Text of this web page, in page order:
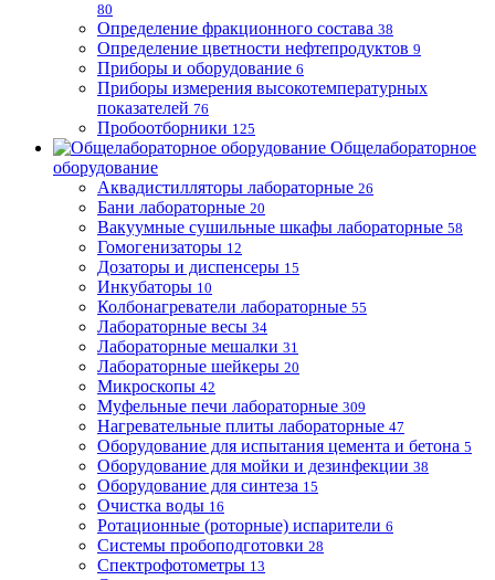
80
Определение фракционного состава 38
Определение цветности нефтепродуктов 9
Приборы и оборудование 6
Приборы измерения высокотемпературных
показателей 76
Пробоотборники 125
Общелабораторное
оборудование
Аквадистилляторы лабораторные 26
Бани лабораторные 20
Вакуумные сушильные шкафы лабораторные 58
Гомогенизаторы 12
Дозаторы и диспенсеры 15
Инкубаторы 10
Колбонагреватели лабораторные 55
Лабораторные весы 34
Лабораторные мешалки 31
Лабораторные шейкеры 20
Микроскопы 42
Муфельные печи лабораторные 309
Нагревательные плиты лабораторные 47
Оборудование для испытания цемента и бетона 5
Оборудование для мойки и дезинфекции 38
Оборудование для синтеза 15
Очистка воды 16
Ротационные (роторные) испарители 6
Системы пробоподготовки 28
Спектрофотометры 13